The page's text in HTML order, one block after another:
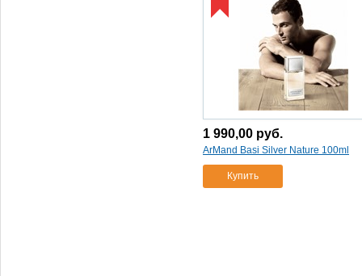
1 990,00 руб.
ArMand Basi Silver Nature 100ml
Купить